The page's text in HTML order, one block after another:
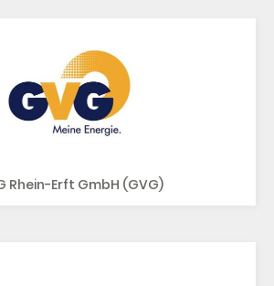
Rhein-Erft GmbH (GVG)